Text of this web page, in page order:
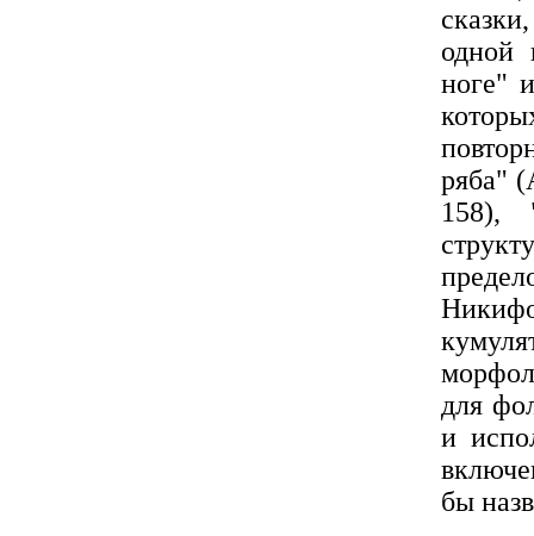
одной
ноге"
ряба"
158),
для
и
бы